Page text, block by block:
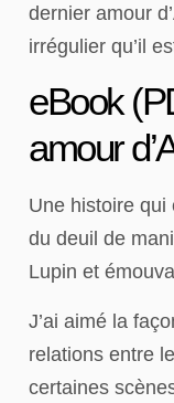
dernier amour
irrégulier qu’il
eBook
amour
Une histoire qui
du deuil de
Lupin et
J’ai aimé la
relations entre
certaines